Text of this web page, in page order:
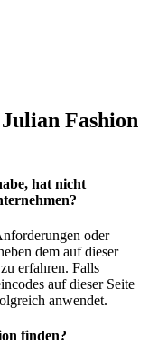
Fashion
hat nicht
oder
dem auf dieser
erfahren. Falls
auf dieser Seite
anwendet.
finden?